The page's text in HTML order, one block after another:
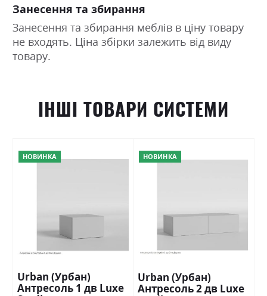
Занесення та збирання
Занесення та збирання меблів в ціну товару
не входять. Ціна збірки залежить від виду
товару.
ІНШІ ТОВАРИ СИСТЕМИ
НОВИНКА
Urban (Урбан)
Антресоль 1 дв Luxe
НОВИНКА
Urban (Урбан)
Антресоль 2 дв Luxe